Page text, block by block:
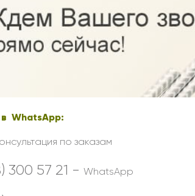
Подруге
Сестре
Бабушке
Дедушке
WhatsApp:
по заказам
300 57 21 - WhatsApp